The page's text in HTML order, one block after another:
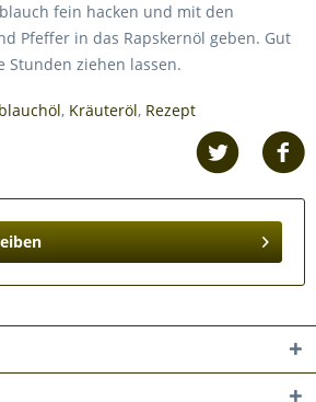
fein hacken und mit den
Pfeffer in das Rapskernöl geben. Gut
Stunden ziehen lassen.
, Kräuteröl, Rezept